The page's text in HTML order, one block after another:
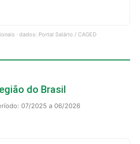
· dados: Portal Salário / CAGED
do Brasil
07/2025 a 06/2026